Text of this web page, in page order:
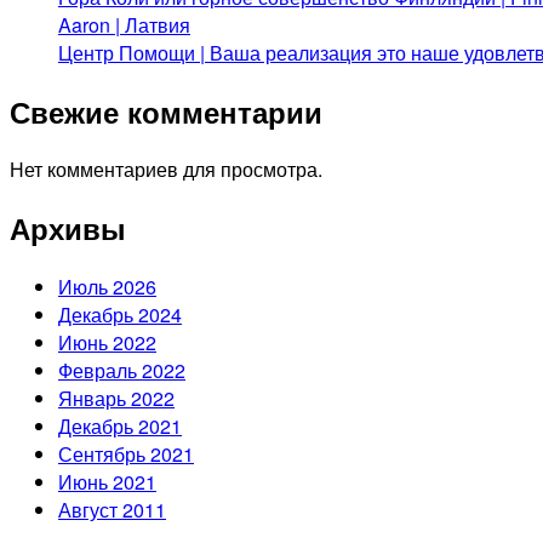
Aaron | Латвия
Центр Помощи | Ваша реализация это наше
Свежие комментарии
Нет комментариев для просмотра.
Архивы
Июль 2026
Декабрь 2024
Июнь 2022
Февраль 2022
Январь 2022
Декабрь 2021
Сентябрь 2021
Июнь 2021
Август 2011